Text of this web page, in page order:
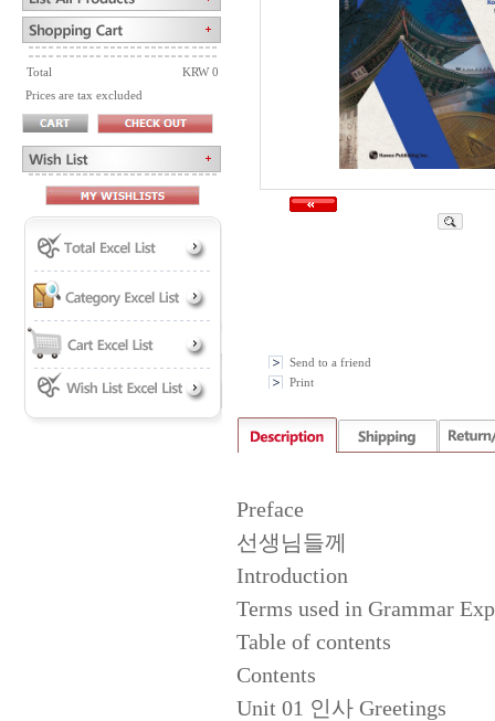
Total
KRW 0
Prices are tax excluded
Send to a friend
Print
Preface
선생님들께
Introduction
Terms used in Grammar
Table of contents
Contents
Unit 01 인사 Greetings